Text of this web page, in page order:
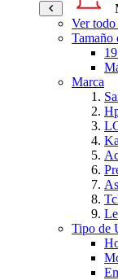
Ver
Tamaño
Marca
Tipo de